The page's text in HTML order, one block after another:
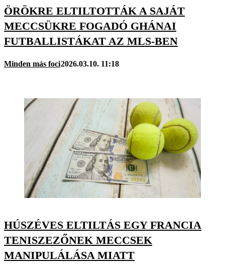
ÖRÖKRE ELTILTOTTÁK A SAJÁT
MECCSÜKRE FOGADÓ GHÁNAI
FUTBALLISTÁKAT AZ MLS-BEN
Minden más foci2026.03.10. 11:18
HÚSZÉVES ELTILTÁS EGY FRANCIA
TENISZEZŐNEK MECCSEK
MANIPULÁLÁSA MIATT